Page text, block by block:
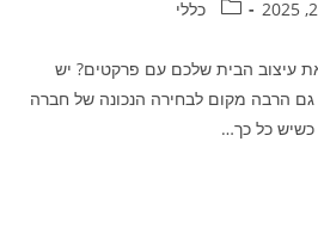
קטגוריה:
כללי
עיצוב הבית שלכם עם פרקטים? יש
גם הרבה מקום לבחירה הנכונה של חברה
כל כך…